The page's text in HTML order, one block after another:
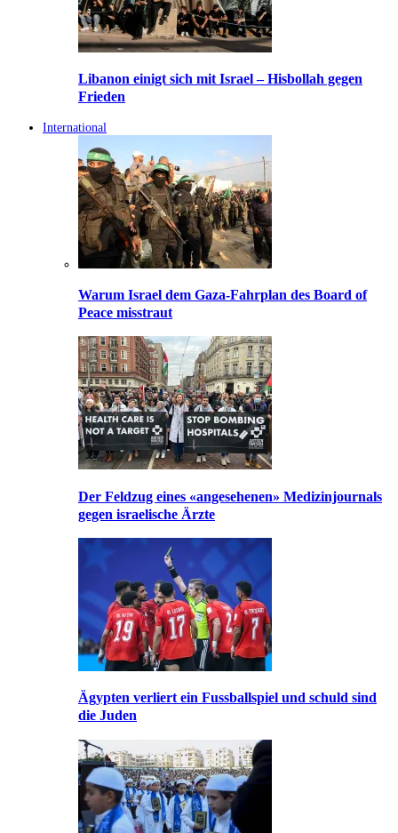
Libanon einigt sich mit Israel – Hisbollah gegen
Frieden
International
Warum Israel dem Gaza-Fahrplan des Board of
Peace misstraut
Der Feldzug eines «angesehenen» Medizinjournals
gegen israelische Ärzte
Ägypten verliert ein Fussballspiel und schuld sind
die Juden